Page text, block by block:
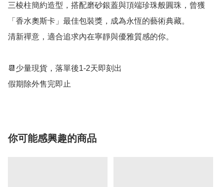
三棱柱簡約造型，搭配磨砂銀蓋與頂端珍珠般圓珠，曾獲
「香水奧斯卡」最佳包裝獎，成為永恆的藝術典藏。
清新禪意，適合追求內在寧靜與優雅質感的你。
📆少量現貨，落單後1-2天即刻出
你可能感興趣的商品